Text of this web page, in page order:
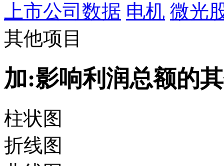
上市公司数据 电机 微光
其他项目
加:影响利润总额的
柱状图
折线图